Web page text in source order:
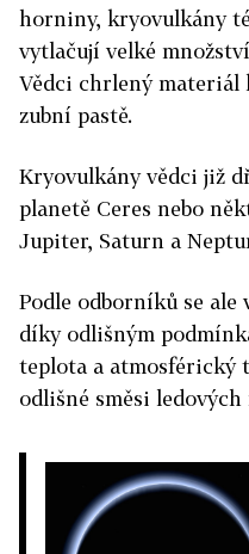
horniny, kryovulkány
vytlačují velké
Vědci chrlený
zubní pastě.
Kryovulkány vědci již
planetě Ceres nebo
Jupiter, Saturn a
Podle odborníků se
díky odlišným
teplota a atmosférický
odlišné směsi